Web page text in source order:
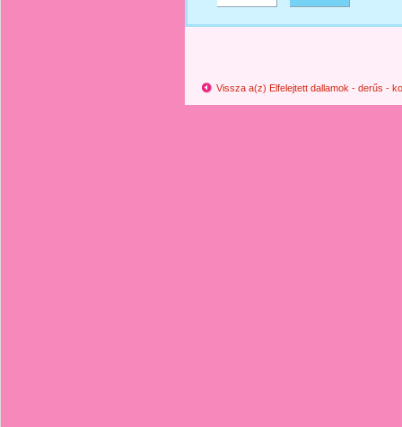
Vissza a(z) Elfelejtett dallamok - derűs -